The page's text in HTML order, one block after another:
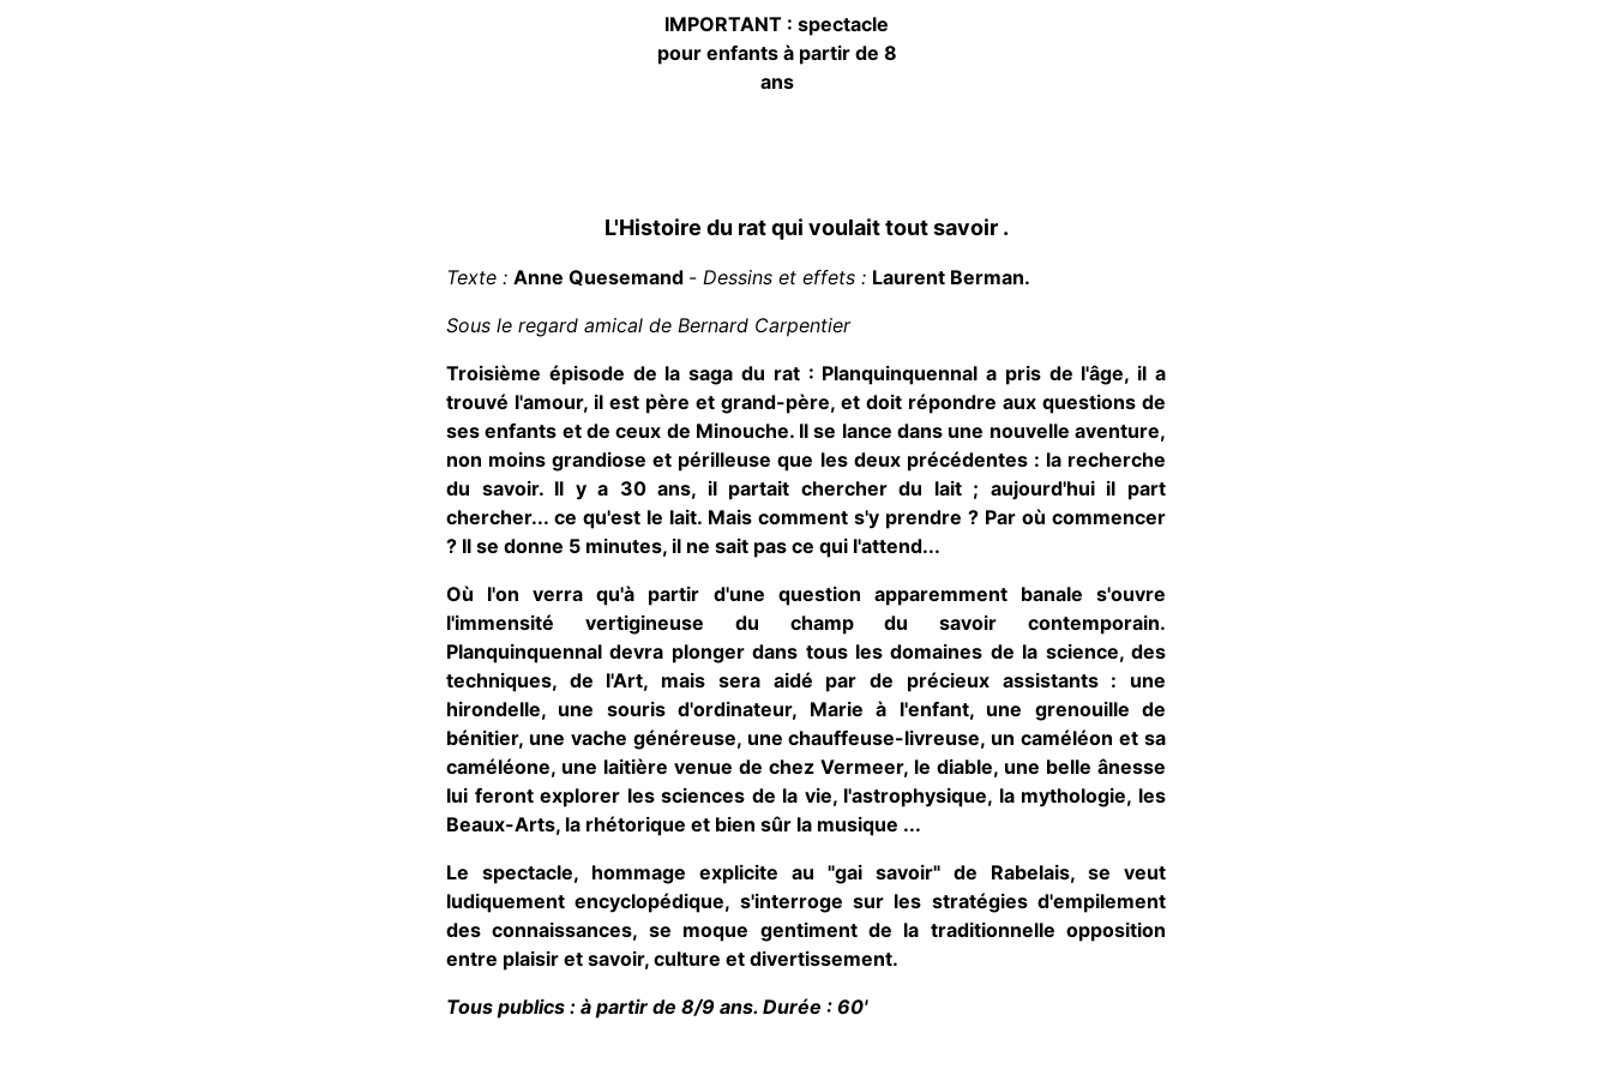
IMPORTANT : spectacle
pour enfants à partir de 8
ans
L'Histoire du rat qui voulait tout savoir .
Texte : Anne Quesemand - Dessins et effets : Laurent Berman.
Sous le regard amical de Bernard Carpentier
Troisième épisode de la saga du rat : Planquinquennal a pris de l'âge, il a
trouvé l'amour, il est père et grand-père, et doit répondre aux questions de
ses enfants et de ceux de Minouche. Il se lance dans une nouvelle aventure,
non moins grandiose et périlleuse que les deux précédentes : la recherche
du savoir. Il y a 30 ans, il partait chercher du lait ; aujourd'hui il part
chercher... ce qu'est le lait. Mais comment s'y prendre ? Par où commencer
? Il se donne 5 minutes, il ne sait pas ce qui l'attend...
Où l'on verra qu'à partir d'une question apparemment banale s'ouvre
l'immensité vertigineuse du champ du savoir contemporain.
Planquinquennal devra plonger dans tous les domaines de la science, des
techniques, de l'Art, mais sera aidé par de précieux assistants : une
hirondelle, une souris d'ordinateur, Marie à l'enfant, une grenouille de
bénitier, une vache généreuse, une chauffeuse-livreuse, un caméléon et sa
caméléone, une laitière venue de chez Vermeer, le diable, une belle ânesse
lui feront explorer les sciences de la vie, l'astrophysique, la mythologie, les
Beaux-Arts, la rhétorique et bien sûr la musique ...
Le spectacle, hommage explicite au "gai savoir" de Rabelais, se veut
ludiquement encyclopédique, s'interroge sur les stratégies d'empilement
des connaissances, se moque gentiment de la traditionnelle opposition
entre plaisir et savoir, culture et divertissement.
Tous publics : à partir de 8/9 ans. Durée : 60'